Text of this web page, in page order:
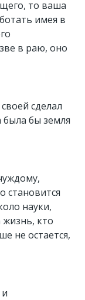
то ваша
имея в
в раю, оно
сделал
была бы земля
становится
науки,
кто
не остается,